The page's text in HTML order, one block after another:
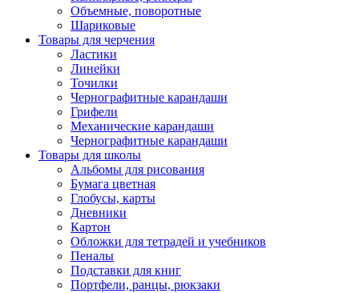
Объемные, поворотные
Шариковые
Товары для черчения
Ластики
Линейки
Точилки
Чернографитные карандаши
Грифели
Механические карандаши
Чернографитные карандаши
Товары для школы
Альбомы для рисования
Бумага цветная
Глобусы, карты
Дневники
Картон
Обложки для тетрадей и учебников
Пеналы
Подставки для книг
Портфели, ранцы, рюкзаки